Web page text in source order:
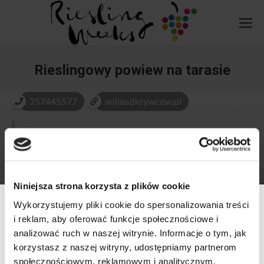
Niniejsza strona korzysta z plików cookie
Wykorzystujemy pliki cookie do spersonalizowania treści
i reklam, aby oferować funkcje społecznościowe i
analizować ruch w naszej witrynie. Informacje o tym, jak
korzystasz z naszej witryny, udostępniamy partnerom
społecznościowym, reklamowym i analitycznym.
Rieslingowy powiew na tarasie
757445577 willaodkrywcow.pl
...
venue
Hotel*** Willa Odkrywców